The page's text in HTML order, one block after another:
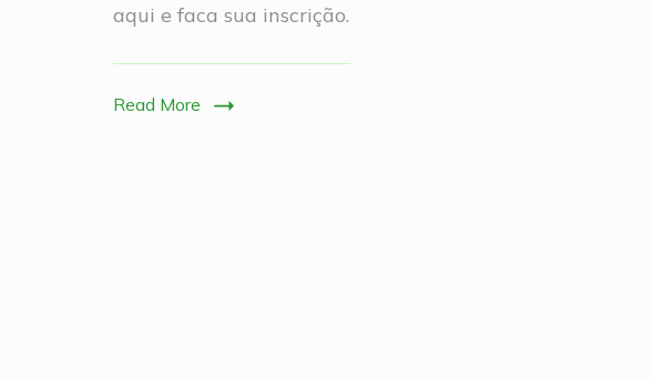
aqui e faca sua inscrição.
Read More